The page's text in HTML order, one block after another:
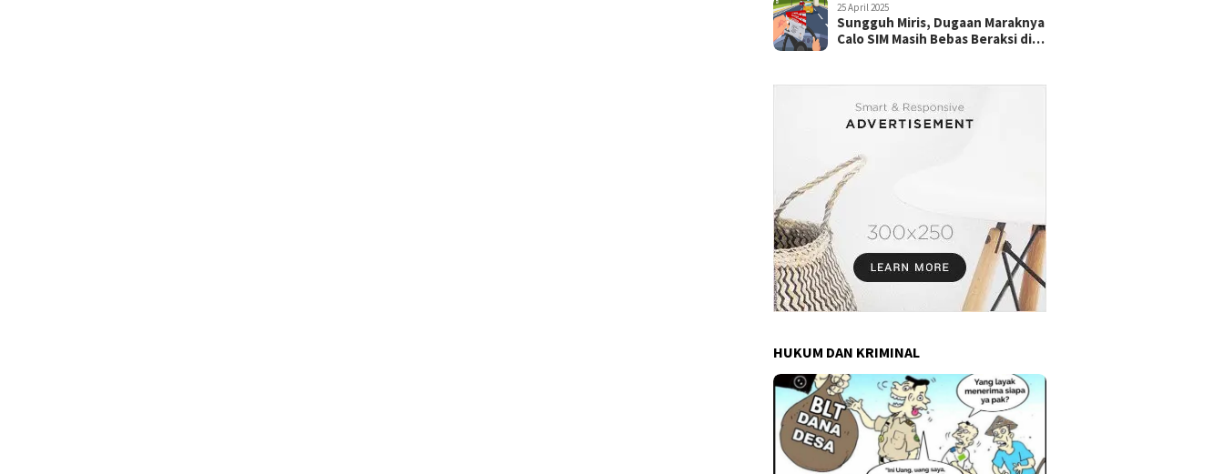
25 April 2025
Sungguh Miris, Dugaan Maraknya
Calo SIM Masih Bebas Beraksi di
HUKUM DAN KRIMINAL